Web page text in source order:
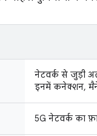
नेटवर्क से जुड़ी
इनमें कनेक्शन,
5G नेटवर्क का